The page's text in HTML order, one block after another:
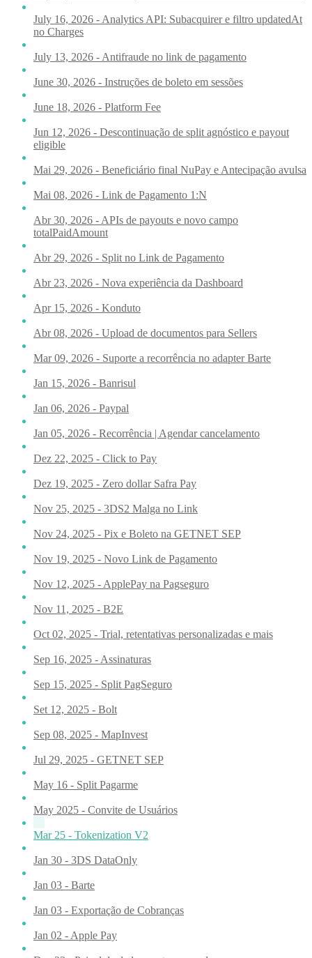
July 16, 2026 - Analytics API: Subacquirer e filtro updatedAt
no Charges
July 13, 2026 - Antifraude no link de pagamento
June 30, 2026 - Instruções de boleto em sessões
June 18, 2026 - Platform Fee
Jun 12, 2026 - Descontinuação de split agnóstico e payout
eligible
Mai 29, 2026 - Beneficiário final NuPay e Antecipação avulsa
Mai 08, 2026 - Link de Pagamento 1:N
Abr 30, 2026 - APIs de payouts e novo campo
totalPaidAmount
Abr 29, 2026 - Split no Link de Pagamento
Abr 23, 2026 - Nova experiência da Dashboard
Apr 15, 2026 - Konduto
Abr 08, 2026 - Upload de documentos para Sellers
Mar 09, 2026 - Suporte a recorrência no adapter Barte
Jan 15, 2026 - Banrisul
Jan 06, 2026 - Paypal
Jan 05, 2026 - Recorrência | Agendar cancelamento
Dez 22, 2025 - Click to Pay
Dez 19, 2025 - Zero dollar Safra Pay
Nov 25, 2025 - 3DS2 Malga no Link
Nov 24, 2025 - Pix e Boleto na GETNET SEP
Nov 19, 2025 - Novo Link de Pagamento
Nov 12, 2025 - ApplePay na Pagseguro
Nov 11, 2025 - B2E
Oct 02, 2025 - Trial, retentativas personalizadas e mais
Sep 16, 2025 - Assinaturas
Sep 15, 2025 - Split PagSeguro
Set 12, 2025 - Bolt
Sep 08, 2025 - MapInvest
Jul 29, 2025 - GETNET SEP
May 16 - Split Pagarme
May 2025 - Convite de Usuários
Mar 25 - Tokenization V2
Jan 30 - 3DS DataOnly
Jan 03 - Barte
Jan 03 - Exportação de Cobranças
Jan 02 - Apple Pay